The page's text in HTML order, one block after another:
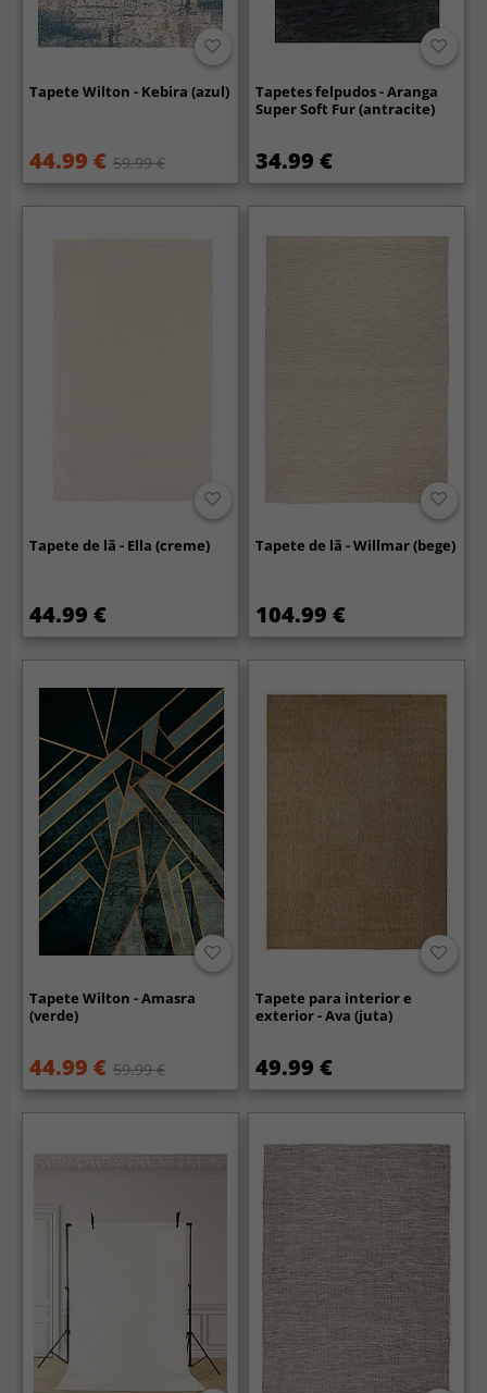
Tapete Wilton - Kebira (azul)
44.99 € 59.99 €
Tapetes felpudos - Aranga
Super Soft Fur (antracite)
34.99 €
Tapete de lã - Ella (creme)
44.99 €
Tapete de lã - Willmar (bege)
104.99 €
Tapete Wilton - Amasra
(verde)
44.99 € 59.99 €
Tapete para interior e
exterior - Ava (juta)
49.99 €